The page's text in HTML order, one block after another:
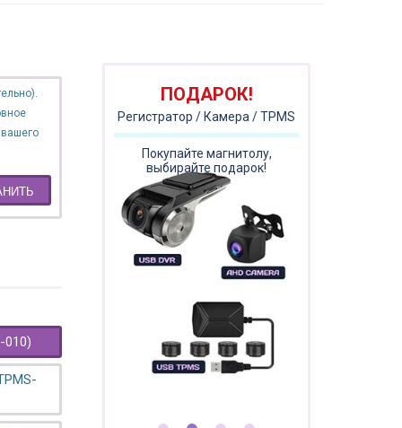
010)
ПОДАРОК!
Регистратор / Камера / TPMS
Покупайте магнитолу,
выбирайте подарок!